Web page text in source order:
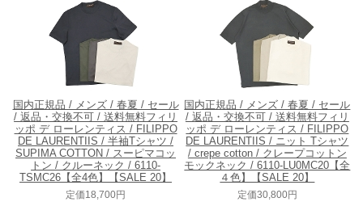
国内正規品 / メンズ / 春夏 / セール
/ 返品・交換不可 / 送料無料フィリ
ッポ デ ローレンティス / FILIPPO
DE LAURENTIIS / 半袖Tシャツ /
SUPIMA COTTON / スーピマコッ
トン / クルーネック / 6110-
TSMC26【全4色】【SALE 20】
定価18,700円
国内正規品 / メンズ / 春夏 / セール
/ 返品・交換不可 / 送料無料フィリ
ッポ デ ローレンティス / FILIPPO
DE LAURENTIIS / ニット Tシャツ
/ crepe cotton / クレープコットン
モックネック / 6110-LU0MC20【全
４色】【SALE 20】
定価30,800円